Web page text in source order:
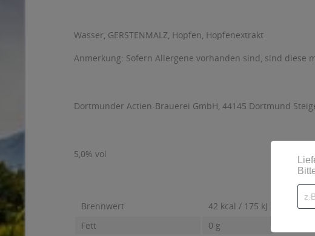
Wasser, GERSTENMALZ, Hopfen, Hopfenextrakt
Anmerkung: Sofern Allergene vorhanden sind, sind diese
Dortmunder Actien-Brauerei GmbH, 44145 Dortmund
5,0% vol
Brennwert
42 kcal / 175 kJ
Fett
0 g